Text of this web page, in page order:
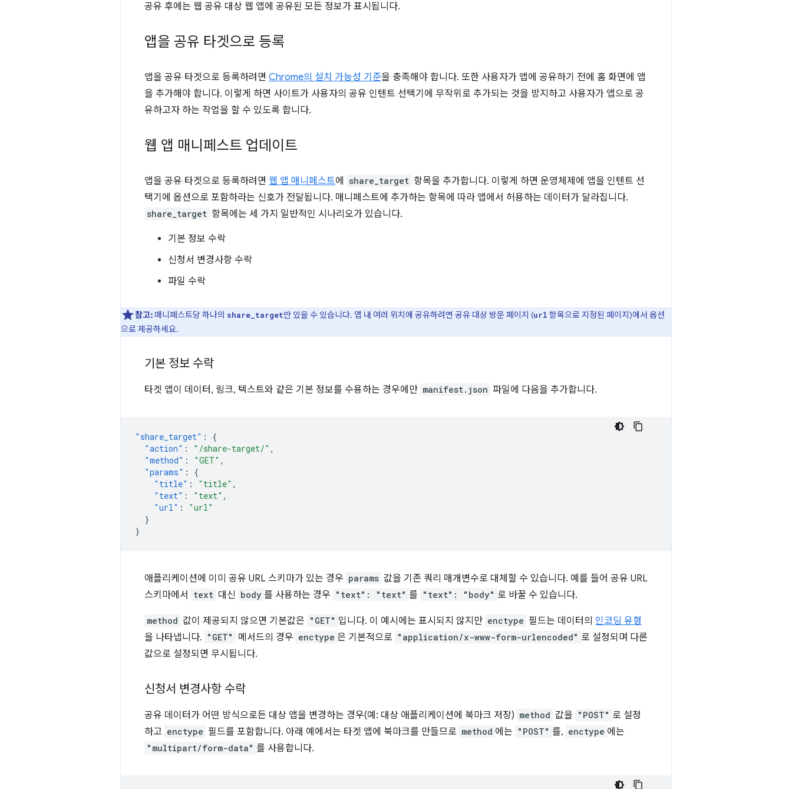
공유 후에는 웹 공유 대상 웹 앱에 공유된 모든 정보가 표시됩니다.
앱을 공유 타겟으로 등록
앱을 공유 타겟으로 등록하려면 Chrome의 설치 가능성 기준을 충족해야 합니다. 또한 사용자가 앱에 공유하기 전에 홈 화면에 앱
을 추가해야 합니다. 이렇게 하면 사이트가 사용자의 공유 인텐트 선택기에 무작위로 추가되는 것을 방지하고 사용자가 앱으로 공
유하고자 하는 작업을 할 수 있도록 합니다.
웹 앱 매니페스트 업데이트
앱을 공유 타겟으로 등록하려면 웹 앱 매니페스트에 share_target 항목을 추가합니다. 이렇게 하면 운영체제에 앱을 인텐트 선
택기에 옵션으로 포함하라는 신호가 전달됩니다. 매니페스트에 추가하는 항목에 따라 앱에서 허용하는 데이터가 달라집니다.
share_target 항목에는 세 가지 일반적인 시나리오가 있습니다.
기본 정보 수락
신청서 변경사항 수락
파일 수락
참고: 매니페스트당 하나의 share_target만 있을 수 있습니다. 앱 내 여러 위치에 공유하려면 공유 대상 방문 페이지 (url 항목으로 지정된 페이지)에서 옵션
으로 제공하세요.
기본 정보 수락
타겟 앱이 데이터, 링크, 텍스트와 같은 기본 정보를 수용하는 경우에만 manifest.json 파일에 다음을 추가합니다.
"share_target" :
{
"action" : "/share-target/" ,
"method" : "GET" ,
"params" :
{
"title" : "title" ,
"text" : "text" ,
"url" :
"url"
}
}
애플리케이션에 이미 공유 URL 스키마가 있는 경우 params 값을 기존 쿼리 매개변수로 대체할 수 있습니다. 예를 들어 공유 URL
스키마에서
text 대신 body 를 사용하는 경우 "text": "text" 를 "text": "body" 로 바꿀 수 있습니다.
method 값이 제공되지 않으면 기본값은 "GET" 입니다. 이 예시에는 표시되지 않지만 enctype 필드는 데이터의 인코딩 유형
을 나타냅니다. "GET" 메서드의 경우 enctype 은 기본적으로 "application/x-www-form-urlencoded" 로 설정되며 다른
값으로 설정되면 무시됩니다.
신청서 변경사항 수락
공유 데이터가 어떤 방식으로든 대상 앱을 변경하는 경우(예: 대상 애플리케이션에 북마크 저장) method 값을 "POST" 로 설정
하고 enctype 필드를 포함합니다. 아래 예에서는 타겟 앱에 북마크를 만들므로 method 에는 "POST" 를, enctype 에는
"multipart/form-data" 를 사용합니다.